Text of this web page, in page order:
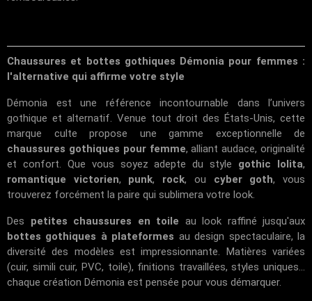
Chaussures et bottes gothiques Démonia pour femmes :
l'alternative qui affirme votre style
Démonia est une référence incontournable dans l’univers
gothique et alternatif. Venue tout droit des États-Unis, cette
marque culte propose une gamme exceptionnelle de
chaussures gothiques pour femme, alliant audace, originalité
et confort. Que vous soyez adepte du style gothic lolita,
romantique victorien, punk, rock, ou cyber goth, vous
trouverez forcément la paire qui sublimera votre look.
Des petites chaussures en toile au look raffiné jusqu'aux
bottes gothiques à plateformes au design spectaculaire, la
diversité des modèles est impressionnante. Matières variées
(cuir, simili cuir, PVC, toile), finitions travaillées, styles uniques...
chaque création Démonia est pensée pour vous démarquer.